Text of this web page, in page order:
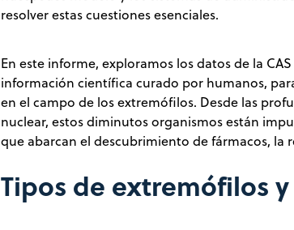
resolver estas cuestiones esenciales.
En este informe, exploramos los datos de la
información científica curado por humanos,
en el campo de los extremófilos. Desde las
nuclear, estos diminutos organismos están
que abarcan el descubrimiento de fármacos, la
Tipos de extremófilos